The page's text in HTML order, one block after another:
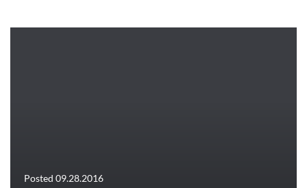
Posted 09.28.2016